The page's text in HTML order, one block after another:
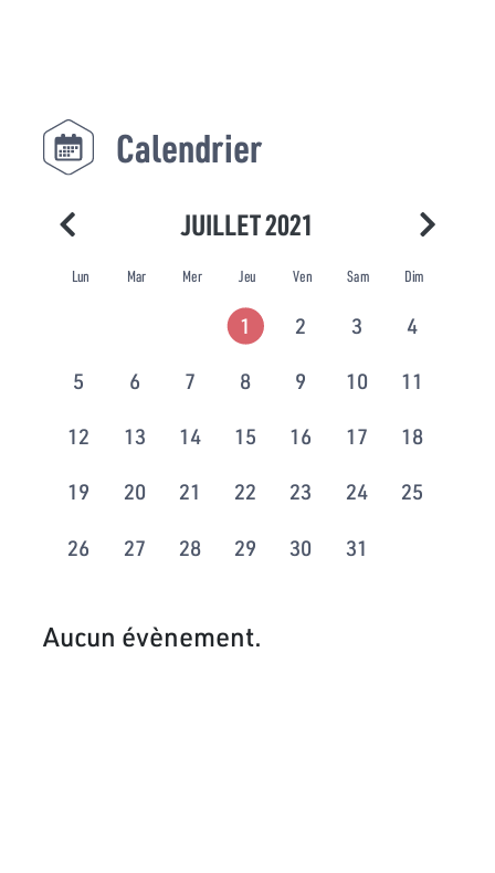
Calendrier
JUILLET 2021
Lun Mar Mer Jeu Ven Sam Dim
1 2 3 4
5 6 7 8 9 10 11
12 13 14 15 16 17 18
19 20 21 22 23 24 25
26 27 28 29 30 31
Aucun évènement.